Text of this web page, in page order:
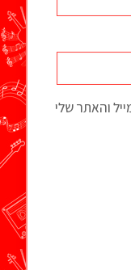
והאתר שלי